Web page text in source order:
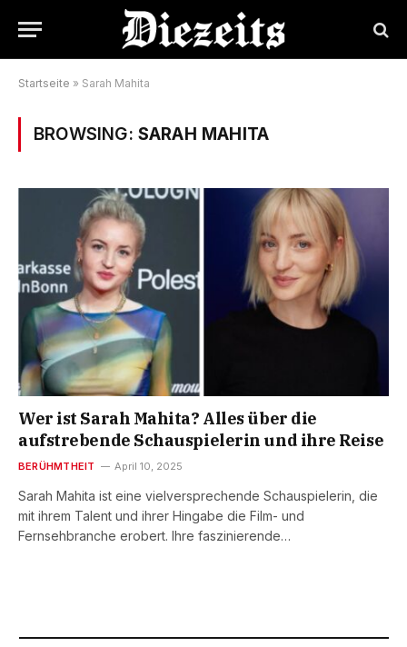
Startseite » Sarah Mahita
BROWSING: SARAH MAHITA
Wer ist Sarah Mahita? Alles über die
aufstrebende Schauspielerin und ihre Reise
BERÜHMTHEIT April 10, 2025
Sarah Mahita ist eine vielversprechende Schauspielerin, die
mit ihrem Talent und ihrer Hingabe die Film- und
Fernsehbranche erobert. Ihre faszinierende…